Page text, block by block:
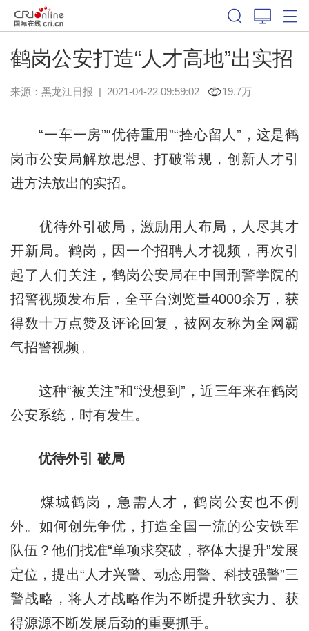
鹤岗公安打造“人才高地”出实招
来源： 黑龙江日报 | 2021-04-22 09:59:02 19.7万
“一车一房”“优待重用”“拴心留人”，这是鹤
岗市公安局解放思想、打破常规，创新人才引
进方法放出的实招。
优待外引破局，激励用人布局，人尽其才
开新局。鹤岗，因一个招聘人才视频，再次引
起了人们关注，鹤岗公安局在中国刑警学院的
招警视频发布后，全平台浏览量4000余万，获
得数十万点赞及评论回复，被网友称为全网霸
气招警视频。
这种“被关注”和“没想到”，近三年来在鹤岗
公安系统，时有发生。
优待外引 破局
煤城鹤岗，急需人才，鹤岗公安也不例
外。如何创先争优，打造全国一流的公安铁军
队伍？他们找准“单项求突破，整体大提升”发展
定位，提出“人才兴警、动态用警、科技强警”三
警战略，将人才战略作为不断提升软实力、获
得源源不断发展后劲的重要抓手。